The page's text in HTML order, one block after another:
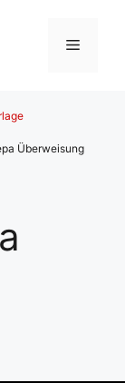
Menü
Überweisung